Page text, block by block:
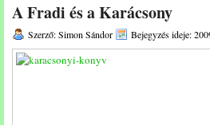
A Fradi és a Karácsony
Szerző: Simon Sándor Bejegyzés ideje: